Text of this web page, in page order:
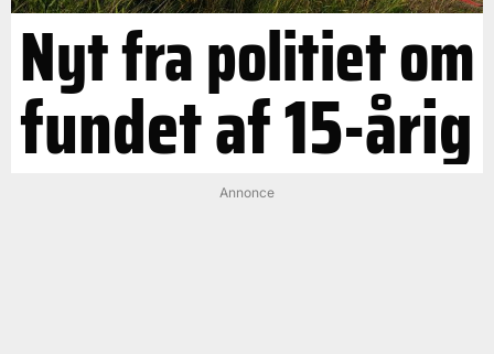
Nyt fra politiet om
fundet af 15-årig
Annonce